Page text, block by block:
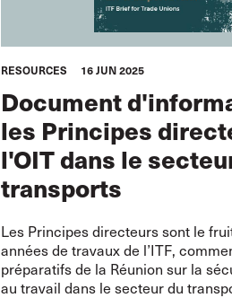
RESOURCES 16 JUN 2025
Document
les Principes
l'OIT dans le
transports
Les Principes directeurs sont le
années de travaux de l’ITF,
préparatifs de la Réunion sur la
au travail dans le secteur du